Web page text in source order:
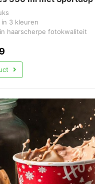
3 kleuren
haarscherpe fotokwaliteit